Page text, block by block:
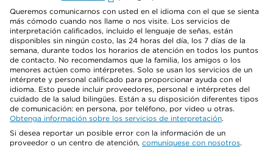
Queremos comunicarnos con usted en el idioma con el que se sienta
más cómodo cuando nos llame o nos visite. Los servicios de
interpretación calificados, incluido el lenguaje de señas, están
disponibles sin ningún costo, las 24 horas del día, los 7 días de la
semana, durante todos los horarios de atención en todos los puntos
de contacto. No recomendamos que la familia, los amigos o los
menores actúen como intérpretes. Solo se usan los servicios de un
intérprete y personal calificado para proporcionar ayuda con el
idioma. Esto puede incluir proveedores, personal e intérpretes del
cuidado de la salud bilingües. Están a su disposición diferentes tipos
de comunicación: en persona, por teléfono, por video u otras.
Obtenga información sobre los servicios de interpretación.
Si desea reportar un posible error con la información de un
proveedor o un centro de atención, comuníquese con nosotros.